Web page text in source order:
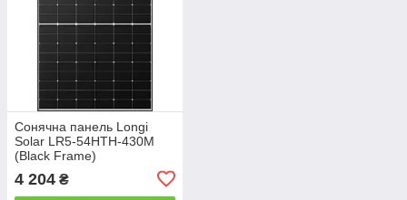
Сонячна панель Longi
Solar LR5-54HTH-430M
(Black Frame)
4 204 ₴